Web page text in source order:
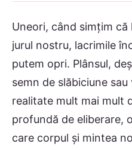
Uneori, când simțim că
jurul nostru, lacrimile
putem opri. Plânsul,
semn de slăbiciune
realitate mult mai mult
profundă de eliberare,
care corpul și mintea